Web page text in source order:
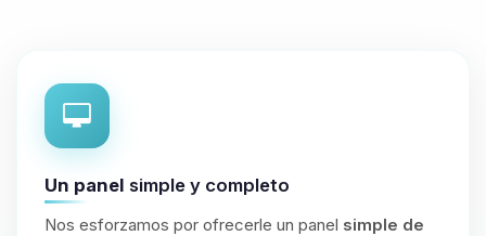
Un panel simple y completo
Nos esforzamos por ofrecerle un panel simple de